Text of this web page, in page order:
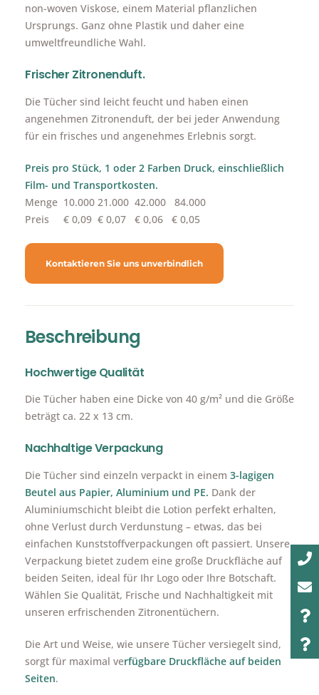
non-woven Viskose, einem Material pflanzlichen
Ursprungs. Ganz ohne Plastik und daher eine
umweltfreundliche Wahl.
Frischer Zitronenduft.
Die Tücher sind leicht feucht und haben einen
angenehmen Zitronenduft, der bei jeder Anwendung
für ein frisches und angenehmes Erlebnis sorgt.
Preis pro Stück, 1 oder 2 Farben Druck, einschließlich
Film- und Transportkosten.
Menge 10.000 21.000 42.000 84.000
Preis € 0,09 € 0,07 € 0,06 € 0,05
Kontaktieren Sie uns unverbindlich
Beschreibung
Hochwertige Qualität
Die Tücher haben eine Dicke von 40 g/m² und die Größe
beträgt ca. 22 x 13 cm.
Nachhaltige Verpackung
Die Tücher sind einzeln verpackt in einem 3-lagigen
Beutel aus Papier, Aluminium und PE. Dank der
Aluminiumschicht bleibt die Lotion perfekt erhalten,
ohne Verlust durch Verdunstung – etwas, das bei
einfachen Kunststoffverpackungen oft passiert. Unsere
Verpackung bietet zudem eine große Druckfläche auf
beiden Seiten, ideal für Ihr Logo oder Ihre Botschaft.
Wählen Sie Qualität, Frische und Nachhaltigkeit mit
unseren erfrischenden Zitronentüchern.
Die Art und Weise, wie unsere Tücher versiegelt sind,
sorgt für maximal verfügbare Druckfläche auf beiden
Seiten.